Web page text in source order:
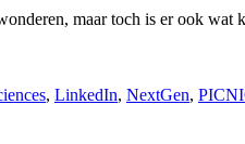
maar toch is er ook wat
, LinkedIn, NextGen,